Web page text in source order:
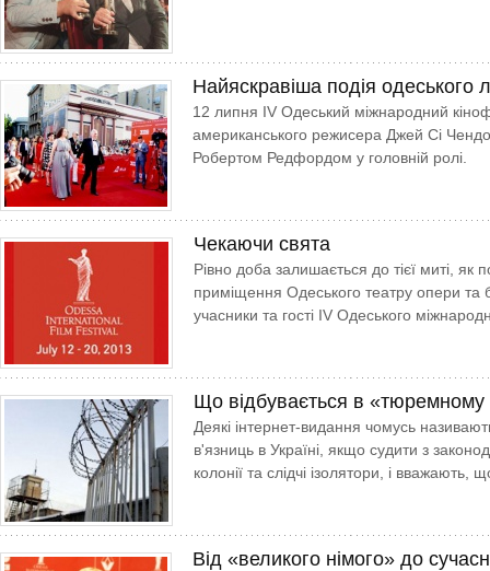
Найяскравіша подія одеського
12 липня IV Одеський міжнародний
американського режисера Джей Сі
Робертом Редфордом у головній ролі.
Чекаючи свята
Рівно доба залишається до тієї миті, як
приміщення Одеського театру опери та
учасники та гості IV Одеського
Що відбувається в «тюремному
Деякі інтернет-видання чомусь
в'язниць в Україні, якщо судити з
колонії та слідчі ізолятори, і
Від «великого німого» до